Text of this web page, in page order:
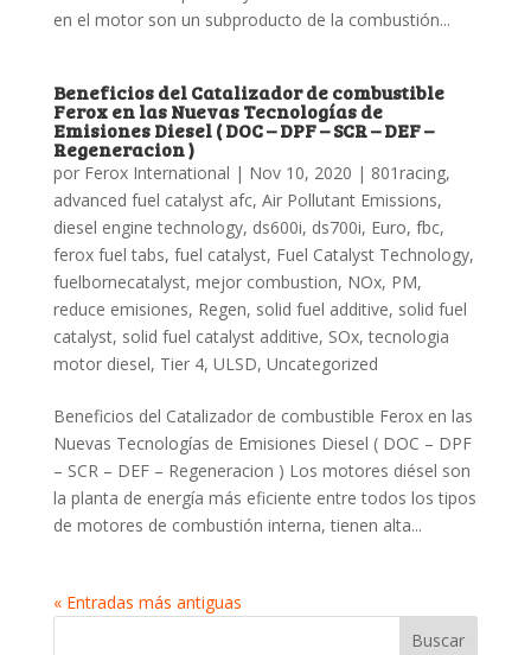
en el motor son un subproducto de la combustión...
Beneficios del Catalizador de combustible
Ferox en las Nuevas Tecnologías de
Emisiones Diesel ( DOC – DPF – SCR – DEF –
Regeneracion )
por Ferox International | Nov 10, 2020 | 801racing,
advanced fuel catalyst afc, Air Pollutant Emissions,
diesel engine technology, ds600i, ds700i, Euro, fbc,
ferox fuel tabs, fuel catalyst, Fuel Catalyst Technology,
fuelbornecatalyst, mejor combustion, NOx, PM,
reduce emisiones, Regen, solid fuel additive, solid fuel
catalyst, solid fuel catalyst additive, SOx,tecnologia
motor diesel, Tier 4, ULSD, Uncategorized
Beneficios del Catalizador de combustible Ferox en las
Nuevas Tecnologías de Emisiones Diesel ( DOC – DPF
– SCR – DEF – Regeneracion ) Los motores diésel son
la planta de energía más eficiente entre todos los tipos
de motores de combustión interna, tienen alta...
« Entradas más antiguas